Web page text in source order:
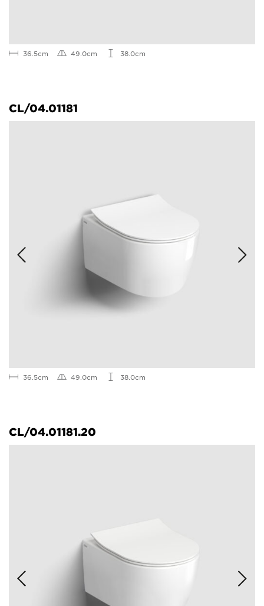
36.5cm 49.0cm 38.0cm
CL/04.01181
36.5cm 49.0cm 38.0cm
CL/04.01181.20